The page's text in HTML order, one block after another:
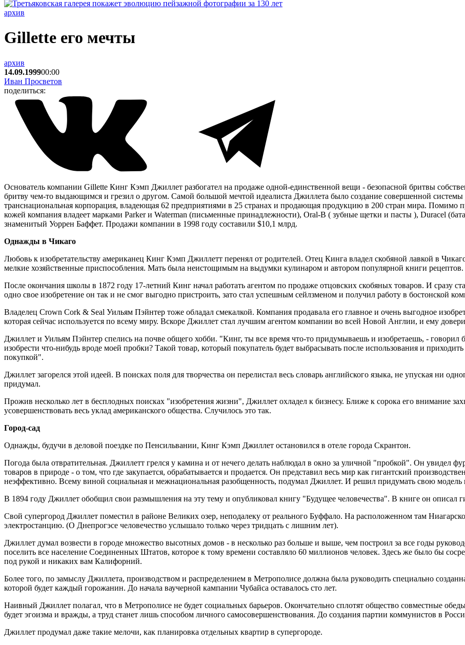
архив
Gillette его мечты
архив
14.09.199900:00
Иван Просветов
поделиться:
Основатель компании Gillette Кинг Кэмп Джиллет разбогател на продаже одной-единственной вещи - безопасной бритвы
бритву чем-то выдающимся и грезил о другом. Самой большой мечтой идеалиста Джиллета было создание совершенной
транснациональная корпорация, владеющая 62 предприятиями в 25 странах и продающая продукцию в 200 стран мира. Помимо
кожей компания владеет марками Parker и Waterman (письменные принадлежности), Oral-B ( зубные щетки и пасты ), Duracel
знаменитый Уоррен Баффет. Продажи компании в 1998 году составили $10,1 млрд.
Однажды в Чикаго
Любовь к изобретательству американец Кинг Кэмп Джиллетт перенял от родителей. Отец Кинга владел скобяной лавкой в
мелкие хозяйственные приспособления. Мать была неистощимым на выдумки кулинаром и автором популярной книги рецептов.
После окончания школы в 1872 году 17-летний Кинг начал работать агентом по продаже отцовских скобяных товаров. И сразу
одно свое изобретение он так и не смог выгодно пристроить, зато стал успешным сейлзменом и получил работу в бостонской
Владелец Crown Cork & Seal Уильям Пэйнтер тоже обладал смекалкой. Компания продавала его главное и очень выгодное
которая сейчас используется по всему миру. Вскоре Джиллет стал лучшим агентом компании во всей Новой Англии, и ему
Джиллет и Уильям Пэйнтер спелись на почве общего хобби. "Кинг, ты все время что-то придумываешь и изобретаешь, - говорил
изобрести что-нибудь вроде моей пробки? Такой товар, который покупатель будет выбрасывать после использования и
покупкой".
Джиллет загорелся этой идеей. В поисках поля для творчества он перелистал весь словарь английского языка, не упуская ни
придумал.
Прожив несколько лет в бесплодных поисках "изобретения жизни", Джиллет охладел к бизнесу. Ближе к сорока его внимание
усовершенствовать весь уклад американского общества. Случилось это так.
Город-сад
Однажды, будучи в деловой поездке по Пенсильвании, Кинг Кэмп Джиллет остановился в отеле города Скрантон.
Погода была отвратительная. Джиллетт грелся у камина и от нечего делать наблюдал в окно за уличной "пробкой". Он увидел
товаров в природе - о том, что где закупается, обрабатывается и продается. Он представил весь мир как гигантский
неэффективно. Всему виной социальная и межнациональная разобщенность, подумал Джиллет. И решил придумать свою модель
В 1894 году Джиллет обобщил свои размышления на эту тему и опубликовал книгу "Будущее человечества". В книге он описал
Свой супергород Джиллет поместил в районе Великих озер, неподалеку от реального Буффало. На расположенном там
электростанцию. (О Днепрогэсе человечество услышало только через тридцать с лишним лет).
Джиллет думал возвести в городе множество высотных домов - в несколько раз больше и выше, чем построил за все годы
поселить все население Соединенных Штатов, которое к тому времени составляло 60 миллионов человек. Здесь же было бы
под рукой и никаких вам Калифорний.
Более того, по замыслу Джиллета, производством и распределением в Метрополисе должна была руководить специально
которой будет каждый горожанин. До начала ваучерной кампании Чубайса оставалось сто лет.
Наивный Джиллет полагал, что в Метрополисе не будет социальных барьеров. Окончательно сплотят общество совместные
будет эгоизма и вражды, а труд станет лишь способом личного самосовершенствования. До создания партии коммунистов в
Джиллет продумал даже такие мелочи, как планировка отдельных квартир в супергороде.